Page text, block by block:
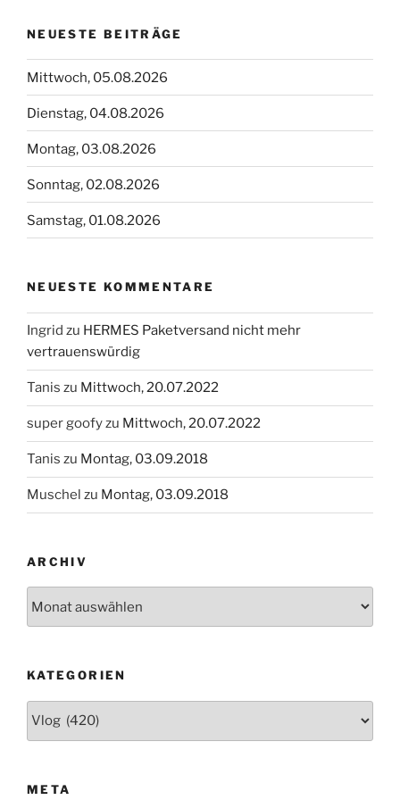
NEUESTE BEITRÄGE
Mittwoch, 05.08.2026
Dienstag, 04.08.2026
Montag, 03.08.2026
Sonntag, 02.08.2026
Samstag, 01.08.2026
NEUESTE KOMMENTARE
Ingrid zu HERMES Paketversand nicht mehr
vertrauenswürdig
Tanis zu Mittwoch, 20.07.2022
super goofyzu Mittwoch, 20.07.2022
Tanis zu Montag, 03.09.2018
Muschel zu Montag, 03.09.2018
ARCHIV
KATEGORIEN
Kategorien
META